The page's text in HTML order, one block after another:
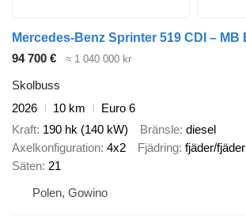
94 700 € ≈ 1 040 000 kr
Skolbuss
2026
10 km
Euro 6
Kraft 190 hk (140 kW) Bränsle diesel
Axelkonfiguration 4x2 Fjädring fjäder/fjäder
Säten 21
Polen, Gowino